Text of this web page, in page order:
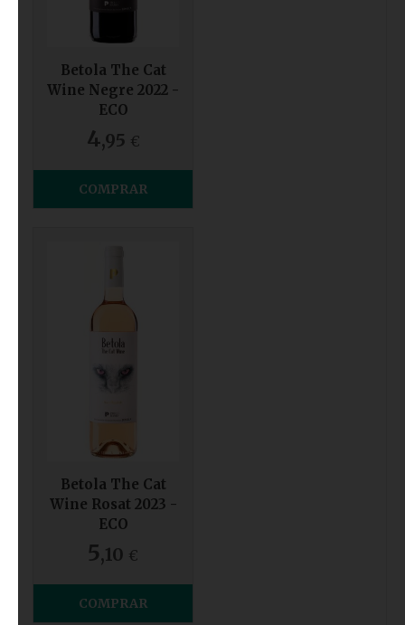
Betola The Cat
Wine Negre 2022 -
ECO
4,95 €
COMPRAR
Betola The Cat
Wine Rosat 2023 -
ECO
5,10 €
COMPRAR